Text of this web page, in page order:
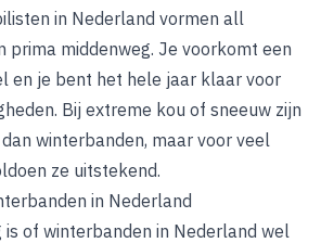
in Nederland vormen all
prima middenweg. Je voorkomt een
en je bent het hele jaar klaar voor
Bij extreme kou of sneeuw zijn
winterbanden, maar voor veel
ze uitstekend.
in Nederland
is of winterbanden in Nederland wel